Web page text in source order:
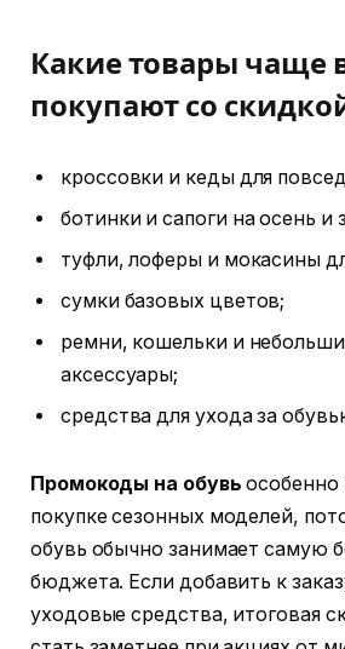
Какие товары чаще
покупают со
кроссовки и кеды для
ботинки и сапоги на осень и
туфли, лоферы и мокасины
сумки базовых цветов;
ремни, кошельки и
аксессуары;
средства для ухода за
Промокоды на обувь особенно
покупке сезонных моделей,
обувь обычно занимает самую
бюджета. Если добавить к
уходовые средства, итоговая